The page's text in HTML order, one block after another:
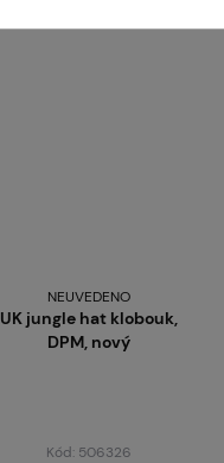
NEUVEDENO
UK jungle hat klobouk,
DPM, nový
Kód: 506326